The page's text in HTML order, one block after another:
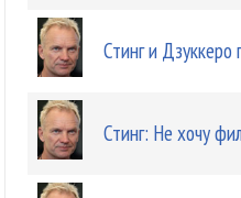
о Sting и Paul Simon делают
Стинг и Дзуккеро
Стинг: Не хочу